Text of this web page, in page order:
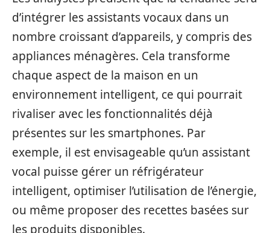
d’intégrer les assistants vocaux dans un
nombre croissant d’appareils, y compris des
appliances ménagères. Cela transforme
chaque aspect de la maison en un
environnement intelligent, ce qui pourrait
rivaliser avec les fonctionnalités déjà
présentes sur les smartphones. Par
exemple, il est envisageable qu’un assistant
vocal puisse gérer un réfrigérateur
intelligent, optimiser l’utilisation de l’énergie,
ou même proposer des recettes basées sur
les produits disponibles.